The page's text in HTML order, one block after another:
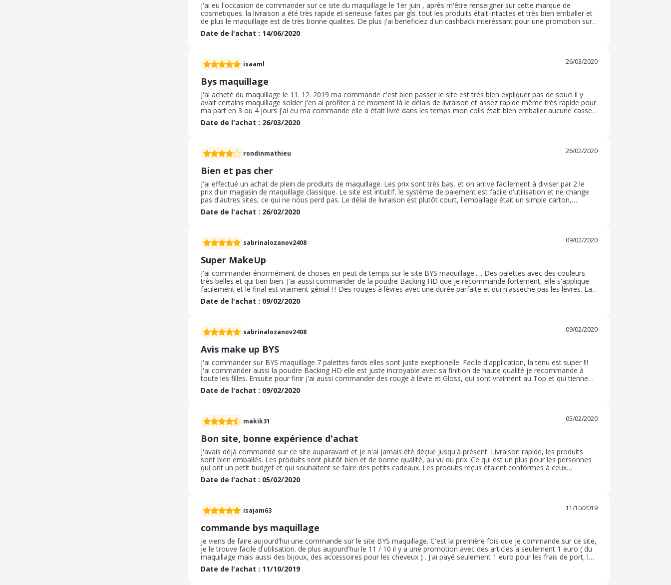
J'ai eu l'occasion de commander sur ce site du maquillage le 1er juin , après m'être renseigner sur cette marque de
cosmetiques. la livraison a été très rapide et serieuse faites par gls. tout les produits était intactes et très bien emballer et
de plus le maquillage est de très bonne qualites. De plus j'ai beneficiez d'un cashback interéssant pour une promotion sur
tout un tas de maquillage pour 1 euros. j'ai effectuer cette commande dan. s la luit de dimanche a lundi est celle ci est
arriver le mercredi.
Date de l'achat : 14/06/2020
isaaml 26/03/2020
Bys maquillage
J'ai acheté du maquillage le 11. 12. 2019 ma commande c'est bien passer le site est très bien expliquer pas de souci il y
avait certains maquillage solder j'en ai profiter a ce moment là le délais de livraison et assez rapide même très rapide pour
ma part en 3 ou 4 jours j'ai eu ma commande elle a était livré dans les temps mon colis était bien emballer aucune casse
de makeup tout conforme a la description sur le site aucune mauvaise surprise tout ok les produits de bonne qualité rien à
dire je n'ai pas eu de souci a retourner quoi que ce soit je recommande ce site sans problème
Date de l'achat : 26/03/2020
rondinmathieu 26/02/2020
Bien et pas cher
J'ai effectué un achat de plein de produits de maquillage. Les prix sont très bas, et on arrive facilement à diviser par 2 le
prix d'un magasin de maquillage classique. Le site est intuitif, le système de paiement est facile d'utilisation et ne change
pas d'autres sites, ce qui ne nous perd pas. Le délai de livraison est plutôt court, l'emballage était un simple carton,
l'ensemble des produits mis en vrac dedans, mais ce n'est pas génant et aucun produit n'a été endommagé. Il ne s'agit pas
de très haute qualité, mais c'est très convenable et proposent même dés cadeaux à partir d'un certain montant. Je
Date de l'achat : 26/02/2020
sabrinalozanov2408 09/02/2020
Super MakeUp
J'ai commander énormément de choses en peut de temps sur le site BYS maquillage... . Des palettes avec des couleurs
très belles et qui tien bien. J'ai aussi commander de la poudre Backing HD que je recommande fortement, elle s'applique
facilement et le final est vraiment génial ! ! Des rouges à lèvres avec une durée parfaite et qui n'asseche pas les lèvres. La
livraison a été correct, le mâke up est bien emballer. Les frais de port sont un peut élevée mais reste Dans la limite du
raisonnable. J'achète mon Mâke up uniquement sur BYS depuis le mois de décembre. N'hésitez pas les filles c'est du
Date de l'achat : 09/02/2020
sabrinalozanov2408 09/02/2020
Avis make up BYS
J'ai commander sur BYS maquillage 7 palettes fards elles sont juste exeptionelle. Facile d'application, la tenu est super !!!
J'ai commander aussi la poudre Backing HD elle est juste incroyable avec sa finition de haute qualité je recommande à
toute les filles. Ensuite pour finir j'ai aussi commander des rouge à lèvre et Gloss, qui sont vraiment au Top et qui tienne
super bien et qui n'asseche pas les lèvres. La livraison est rapide, produits bien emballer sans soucis. Maquillage à petit prix
mais qui suffit largement à ce créé une Beautee exeptionelle ! Mon maquillage je ne l'achète plus que sur BYS. MERCI ! ? ?
Date de l'achat : 09/02/2020
makik31 05/02/2020
Bon site, bonne expérience d'achat
J'avais déjà commandé sur ce site auparavant et je n'ai jamais été déçue jusqu'à présent. Livraison rapide, les produits
sont bien emballés. Les produits sont plutôt bien et de bonne qualité, au vu du prix. Ce qui est un plus pour les personnes
qui ont un petit budget et qui souhaitent se faire des petits cadeaux. Les produits reçus étaient conformes à ceux
présentés sur le site. Je n'ai pas besoin de recourir au SAV, donc je ne peux pas juger ce service. Je recommande donc ce
site pour celles ou ceux qui veulent se faire plaisir à des prix abordables.
Date de l'achat : 05/02/2020
isajam63 11/10/2019
commande bys maquillage
je viens de faire aujourd’hui une commande sur le site BYS maquillage. C'est la première fois que je commande sur ce site,
je le trouve facile d'utilisation. de plus aujourd'hui le 11 / 10 il y a une promotion avec des articles a seulement 1 euro ( du
maquillage mais aussi des bijoux, des accessoires pour les cheveux ) . J'ai payé seulement 1 euro pour les frais de port, la
livraison sera faite en point relais. Je trouve le délai de livraison raisonnable. Le site prévient même que les délais peuvent
être un peu plus long vu le nombre de commande engendré par la promotion à 1 euro. Maintenant j’espère que les articles
Date de l'achat : 11/10/2019